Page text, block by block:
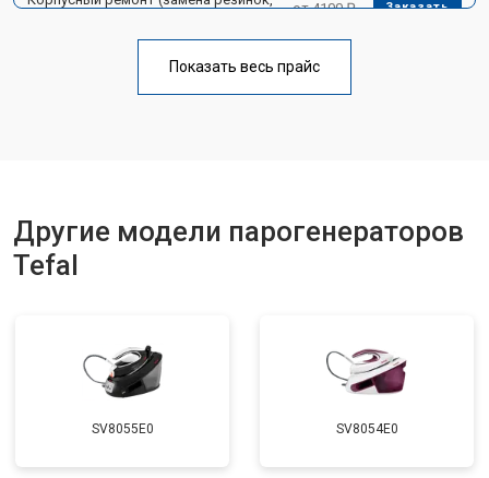
от 4100 ₽ Заказать
Замена клапана давления от 5850 ₽
Показать весь прайс
Другие модели парогенераторов
Tefal
SV8055E0 SV8054E0